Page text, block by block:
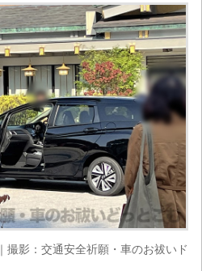
影：交通安全祈願・車のお祓いド